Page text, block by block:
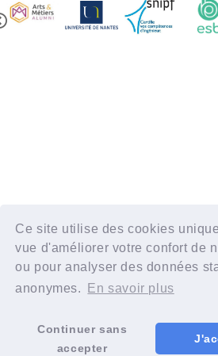
Ce site utilise des cookies
vue d'améliorer votre confort de
ou pour analyser des données
anonymes.
En savoir plus
Continuer sans
accepter
IESF 2024
Powered by aiw-asso|all-in-